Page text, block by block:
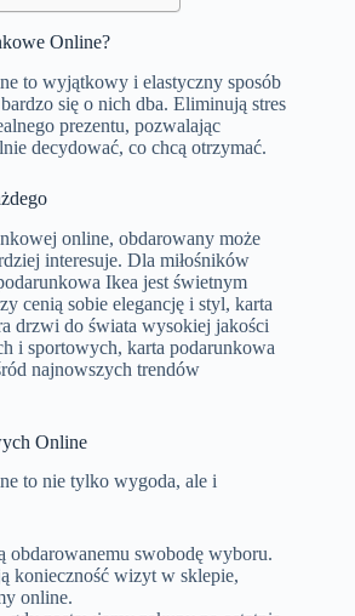
Online?
to wyjątkowy i elastyczny sposób
się o nich dba. Eliminują stres
prezentu, pozwalając
decydować, co chcą otrzymać.
online, obdarowany może
interesuje. Dla miłośników
Ikea jest świetnym
cenią sobie elegancję i styl, karta
drzwi do świata wysokiej jakości
i sportowych, karta podarunkowa
najnowszych trendów
Online
to nie tylko wygoda, ale i
obdarowanemu swobodę wyboru.
konieczność wizyt w sklepie,
online.